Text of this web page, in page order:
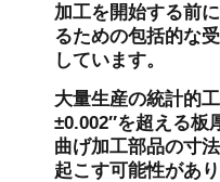
加工を開始する前
るための包括的な
しています。
大量生産の統計的
±0.002″を超える板
曲げ加工部品の寸
起こす可能性があ